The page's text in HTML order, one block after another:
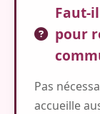
Faut-
pour
Pas
accueille